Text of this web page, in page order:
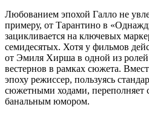
Любованием эпохой Галло не
примеру, от Тарантино в
зацикливается на ключевых
семидесятых. Хотя у фильмов
от Эмиля Хирша в одной из ролей
вестернов в рамках сюжета.
эпоху режиссер, пользуясь
сюжетными ходами, переполняет
банальным юмором.